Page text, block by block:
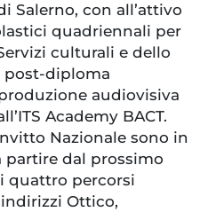
Salerno, con all’attivo
quadriennali per
culturali e dello
post-diploma
audiovisiva
Academy BACT.
Nazionale sono in
partire dal prossimo
quattro percorsi
Ottico,